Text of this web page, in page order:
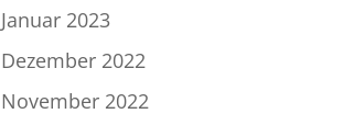
Januar 2023
Dezember 2022
November 2022